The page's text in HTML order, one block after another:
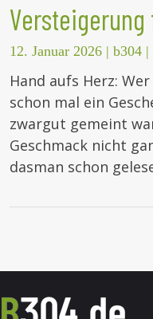
12. Januar 2026 | b304 |
Hand aufs Herz:
schon mal ein
zwargut gemeint
Geschmack nicht
dasman schon